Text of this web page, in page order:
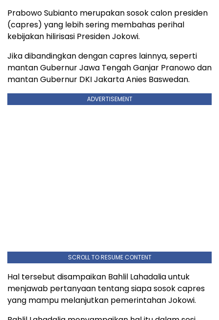
Prabowo Subianto merupakan sosok calon presiden
(capres) yang lebih sering membahas perihal
kebijakan hilirisasi Presiden Jokowi.
Jika dibandingkan dengan capres lainnya, seperti
mantan Gubernur Jawa Tengah Ganjar Pranowo dan
mantan Gubernur DKI Jakarta Anies Baswedan.
ADVERTISEMENT
SCROLL TO RESUME CONTENT
Hal tersebut disampaikan Bahlil Lahadalia untuk
menjawab pertanyaan tentang siapa sosok capres
yang mampu melanjutkan pemerintahan Jokowi.